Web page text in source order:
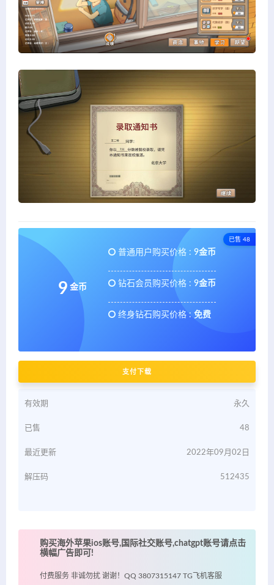
已售 48
9 金币
普通用户购买价格 : 9金币
钻石会员购买价格 : 9金币
终身钻石购买价格 : 免费
支付下载
有效期 永久
已售 48
最近更新 2022年09月02日
解压码 512435
购买海外苹果ios账号,国际社交账号,chatgpt账号请点击
横幅广告即可!
付费服务 非诚勿扰 谢谢！QQ 3807315147 TG飞机客服